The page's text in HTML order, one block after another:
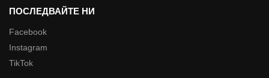
ПОСЛЕДВАЙТЕ НИ
Facebook
Instagram
TikTok